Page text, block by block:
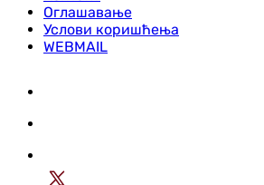
Оглашавање
Услови коришћења
WEBMAIL